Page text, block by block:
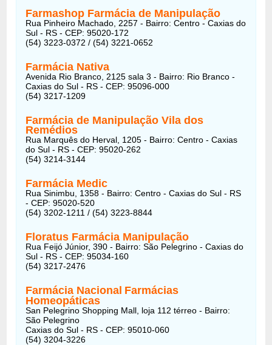
Farmashop Farmácia de Manipulação
Rua Pinheiro Machado, 2257 - Bairro: Centro - Caxias do
Sul - RS - CEP: 95020-172
(54) 3223-0372 / (54) 3221-0652
Farmácia Nativa
Avenida Rio Branco, 2125 sala 3 - Bairro: Rio Branco -
Caxias do Sul - RS - CEP: 95096-000
(54) 3217-1209
Farmácia de Manipulação Vila dos
Remédios
Rua Marquês do Herval, 1205 - Bairro: Centro - Caxias
do Sul - RS - CEP: 95020-262
(54) 3214-3144
Farmácia Medic
Rua Sinimbu, 1358 - Bairro: Centro - Caxias do Sul - RS
- CEP: 95020-520
(54) 3202-1211 / (54) 3223-8844
Floratus Farmácia Manipulação
Rua Feijó Júnior, 390 - Bairro: São Pelegrino - Caxias do
Sul - RS - CEP: 95034-160
(54) 3217-2476
Farmácia Nacional Farmácias
Homeopáticas
San Pelegrino Shopping Mall, loja 112 térreo - Bairro:
São Pelegrino
Caxias do Sul - RS - CEP: 95010-060
(54) 3204-3226